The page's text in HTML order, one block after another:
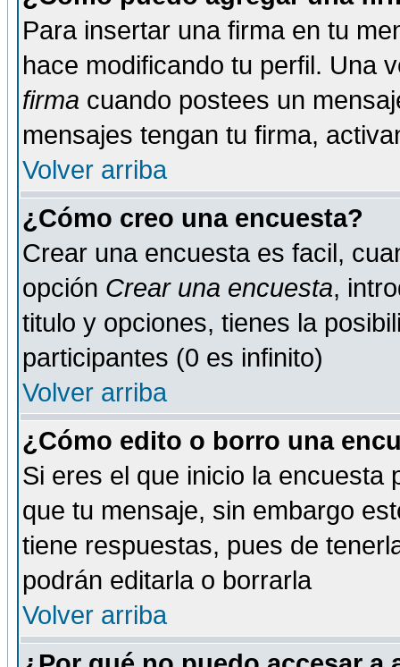
Para insertar una firma en tu
hace modificando tu perfil. Una
firma cuando postees un
mensajes tengan tu firma,
Volver arriba
¿Cómo creo una encuesta?
Crear una encuesta es facil,
opción Crear una encuesta,
titulo y opciones, tienes la
participantes (0 es infinito)
Volver arriba
¿Cómo edito o borro una
Si eres el que inicio la encuesta
que tu mensaje, sin embargo
tiene respuestas, pues de
podrán editarla o borrarla
Volver arriba